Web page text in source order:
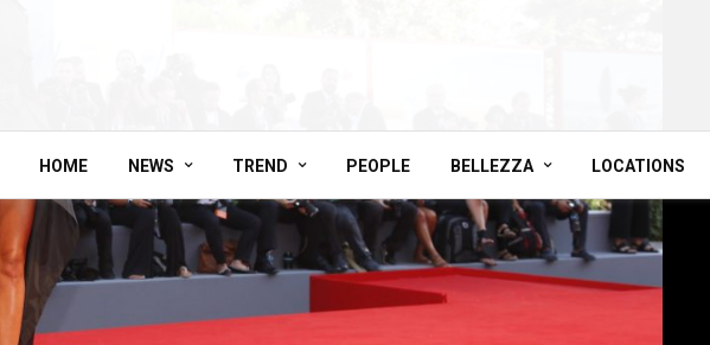
HOME NEWS TREND PEOPLE BELLEZZA LOCATIONS